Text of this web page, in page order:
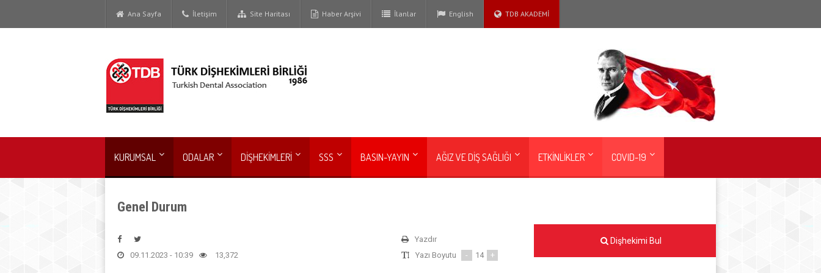
Ana Sayfa İletişim Site Haritası Haber Arşivi İlanlar English TDB AKADEMİ
KURUMSAL ODALAR DİŞHEKİMLERİ SSS BASIN-YAYIN AĞIZ VE DİŞ SAĞLIĞI ETKİNLİKLER COVID-19
Genel Durum
Yazdır
Yazı Boyutu
- 14 +
09.11.2023 - 10:39 13,372
Dişhekimi Bul